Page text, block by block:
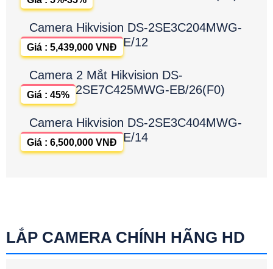
Camera Hikvision DS-2SE3C204MWG-
E/12
Giá : 5,439,000 VNĐ
Camera 2 Mắt Hikvision DS-
2SE7C425MWG-EB/26(F0)
Giá : 45%
Camera Hikvision DS-2SE3C404MWG-
E/14
Giá : 6,500,000 VNĐ
LẮP CAMERA CHÍNH HÃNG HD